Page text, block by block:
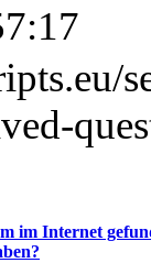
im Internet